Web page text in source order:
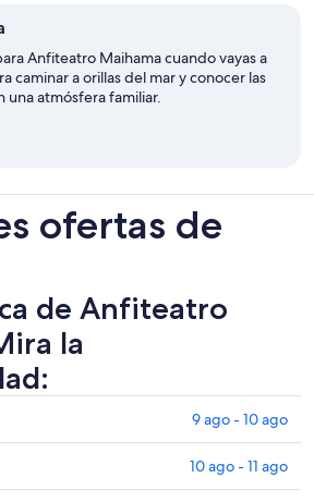
Anfiteatro Maihama cuando vayas a
caminar a orillas del mar y conocer las
una atmósfera familiar.
ofertas de
de Anfiteatro
la
9 ago - 10 ago
10 ago - 11 ago